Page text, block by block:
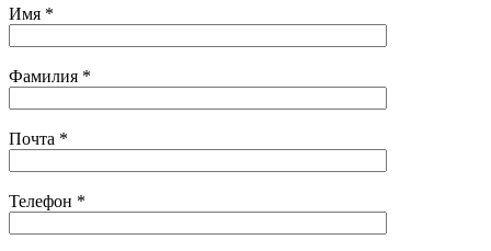
Имя *
Фамилия *
Почта *
Телефон *